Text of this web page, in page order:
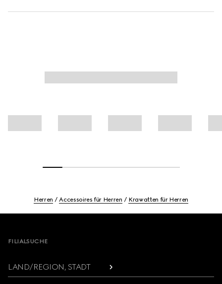
Herren Accessoires für Herren Krawatten für Herren
FILIALSUCHE
LAND/REGION, STADT